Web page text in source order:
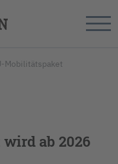
Mobilitätspaket
ab 2026